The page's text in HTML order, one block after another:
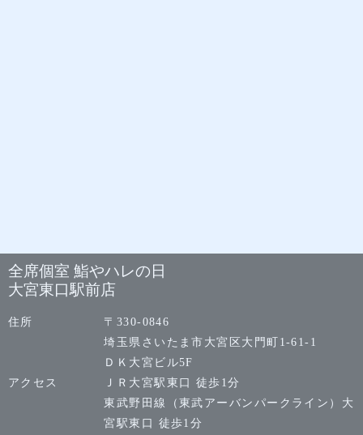
全席個室 鮨やハレの日
大宮東口駅前店
住所
〒330-0846
埼玉県さいたま市大宮区大門町1-61-1
ＤＫ大宮ビル5F
アクセス
ＪＲ大宮駅東口 徒歩1分
東武野田線（東武アーバンパークライン）大
宮駅東口 徒歩1分